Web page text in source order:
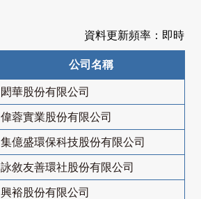
資料更新頻率：即時
公司名稱
閎華股份有限公司
偉蓉實業股份有限公司
集億盛環保科技股份有限公司
詠敘友善環社股份有限公司
興裕股份有限公司